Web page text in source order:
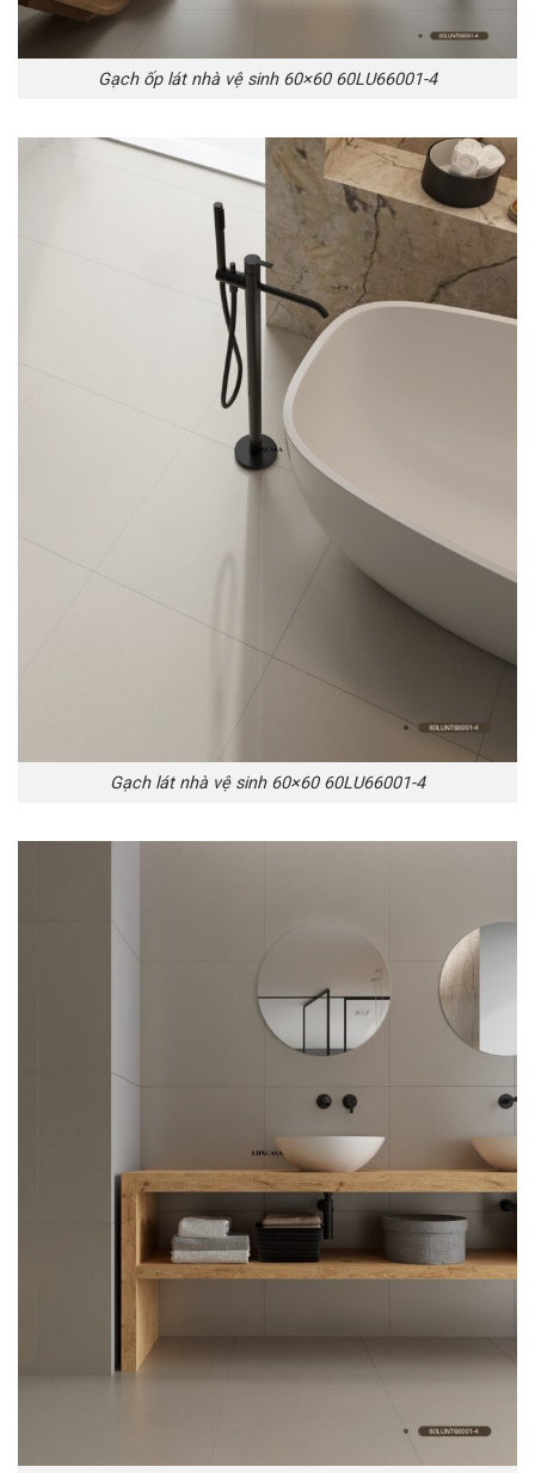
Gạch ốp lát nhà vệ sinh 60×60 60LU66001-4
Gạch lát nhà vệ sinh 60×60 60LU66001-4